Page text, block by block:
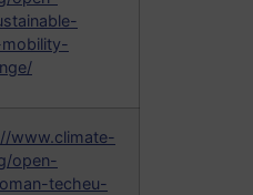
www.climate-
open-
techeu-